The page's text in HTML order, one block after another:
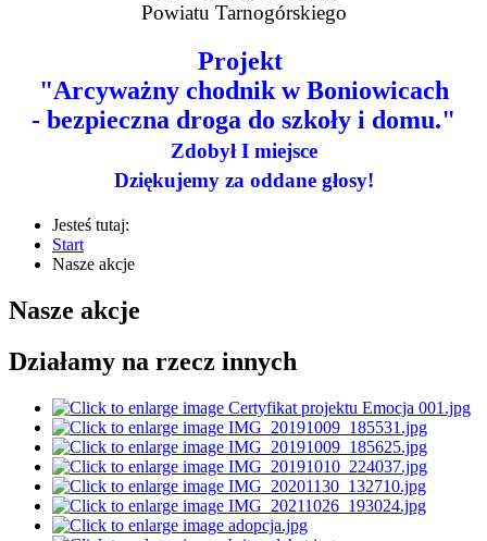
Powiatu Tarnogórskiego
Projekt
"Arcyważny chodnik w Boniowicach
- bezpieczna droga do szkoły i domu."
Zdobył I miejsce
Dziękujemy za oddane głosy!
Jesteś tutaj:
Start
Nasze akcje
Nasze akcje
Działamy na rzecz innych